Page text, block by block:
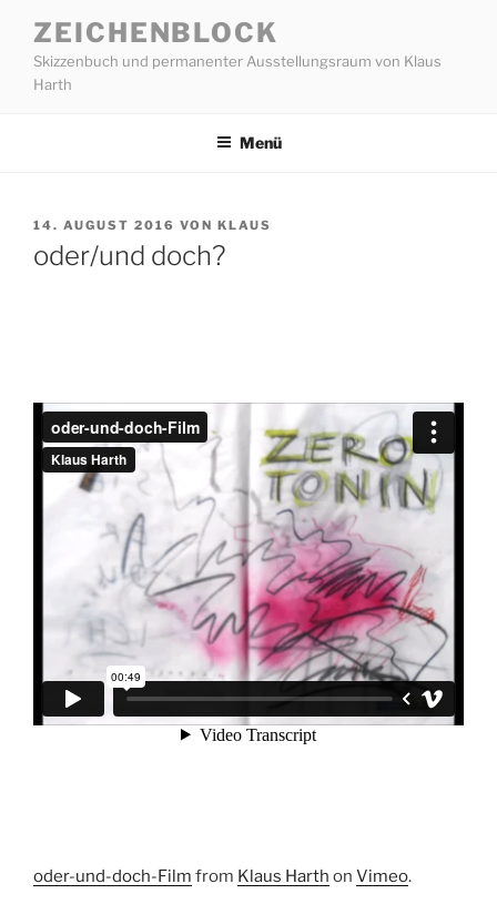
Inhalt
springen
ZEICHENBLOCK
Skizzenbuch und permanenter Ausstellungsraum von Klaus
Harth
Menü
VERÖFFENTLICHT
14. AUGUST 2016 VON KLAUS
oder/und doch?
oder-und-doch-Film from Klaus Harth on Vimeo.